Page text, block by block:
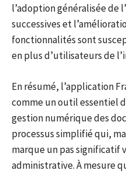
l’adoption généralisée de
successives et
fonctionnalités sont
en plus d’utilisateurs de
En résumé, l’application
comme un outil essentiel
gestion numérique des
processus simplifié qui,
marque un pas significatif
administrative. À mesure